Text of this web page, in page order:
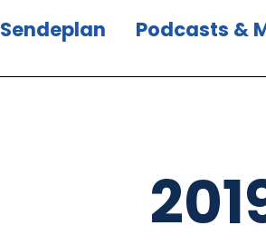
Sendeplan Podcasts &